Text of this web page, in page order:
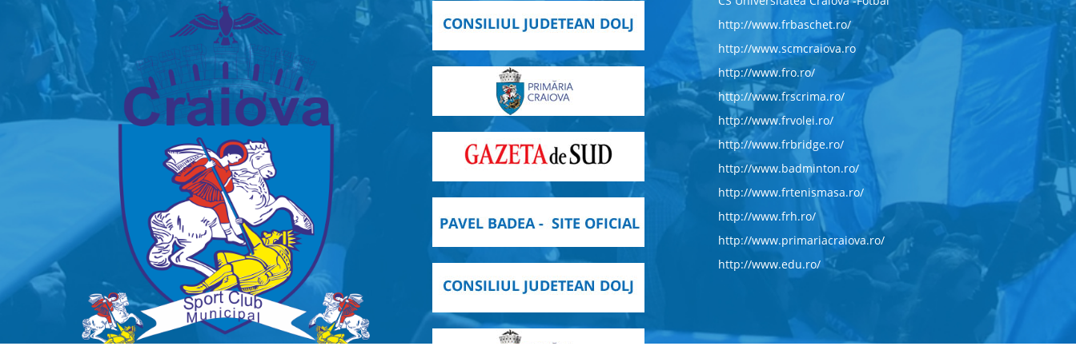
http://www.frbaschet.ro/
http://www.scmcraiova.ro
http://www.fro.ro/
http://www.frscrima.ro/
http://www.frvolei.ro/
http://www.frbridge.ro/
http://www.badminton.ro/
http://www.frtenismasa.ro/
http://www.frh.ro/
http://www.primariacraiova.ro/
http://www.edu.ro/